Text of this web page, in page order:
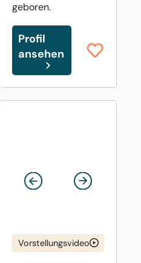
geboren.
Profil
ansehen
Vorstellungsvideo